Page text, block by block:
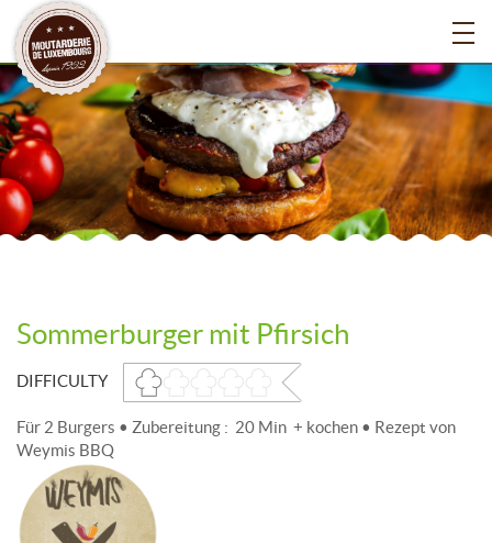
Sommerburger mit Pfirsich
DIFFICULTY
Für 2 Burgers • Zubereitung : 20 Min + kochen • Rezept von
Weymis BBQ